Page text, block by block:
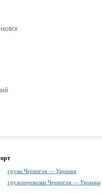
грузы Чернигов — Украина
грузоперевозки Чернигов — Украина